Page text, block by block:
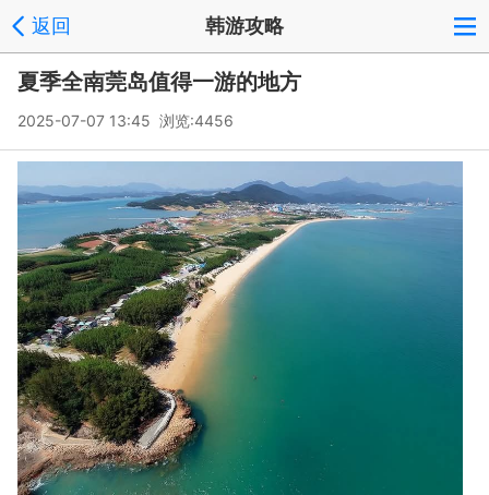
返回 韩游攻略
夏季全南莞岛值得一游的地方
2025-07-07 13:45 浏览:4456